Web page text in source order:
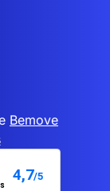
Bemove
4,7/5